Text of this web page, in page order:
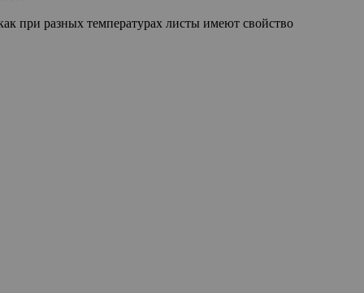
при разных температурах листы имеют свойство